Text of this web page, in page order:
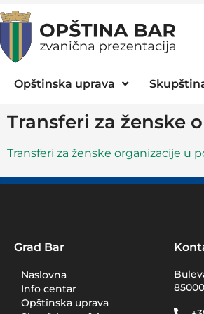
Opštinska uprava
Transferi za ženske
Transferi za ženske organizacije u
Grad Bar
Naslovna
Info centar
Opštinska uprava